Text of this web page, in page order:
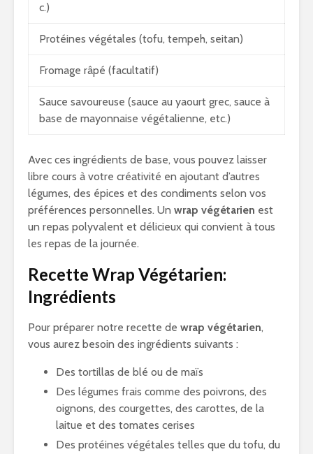
c.)
Protéines végétales (tofu, tempeh, seitan)
Fromage râpé (facultatif)
Sauce savoureuse (sauce au yaourt grec, sauce à
base de mayonnaise végétalienne, etc.)
Avec ces ingrédients de base, vous pouvez laisser
libre cours à votre créativité en ajoutant d’autres
légumes, des épices et des condiments selon vos
préférences personnelles. Un wrap végétarien est
un repas polyvalent et délicieux qui convient à tous
les repas de la journée.
Recette Wrap Végétarien:
Ingrédients
Pour préparer notre recette de wrap végétarien,
vous aurez besoin des ingrédients suivants :
Des tortillas de blé ou de maïs
Des légumes frais comme des poivrons, des
oignons, des courgettes, des carottes, de la
laitue et des tomates cerises
Des protéines végétales telles que du tofu, du